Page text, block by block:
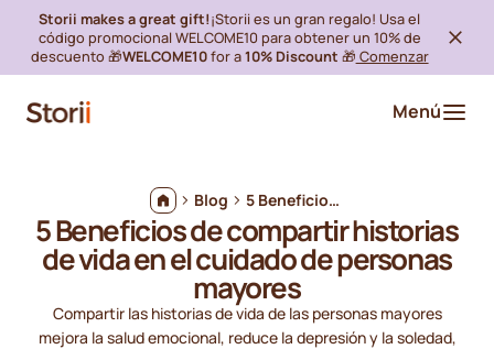
Storii makes a great gift!¡Storii es un gran regalo! Usa el
código promocional WELCOME10 para obtener un 10% de
descuento 🎁WELCOME10for a10% Discount 🎁 Comenzar
Menú
Blog 5 Beneficios de compartir historias de vida en el cuidado de personas mayores
5 Beneficios de compartir historias
de vida en el cuidado de personas
mayores
Compartir las historias de vida de las personas mayores
mejora la salud emocional, reduce la depresión y la soledad,